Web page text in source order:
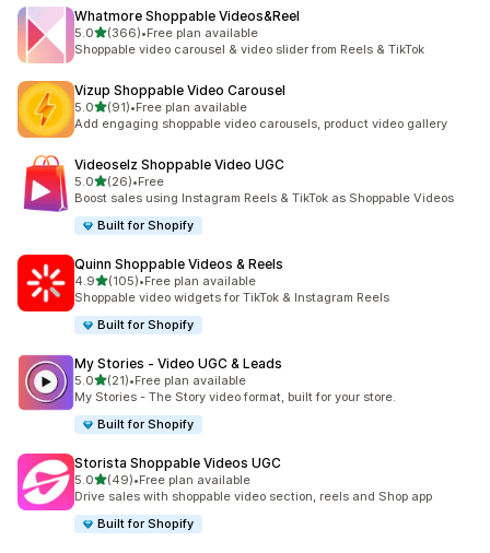
Whatmore Shoppable Videos&Reel
5.0滿分 5 顆星
(366)
共有 366 則評價
•Free plan available
Shoppable video carousel & video slider from Reels & TikTok
Vizup Shoppable Video Carousel
5.0滿分 5 顆星
(91)
共有 91 則評價
•Free plan available
Add engaging shoppable video carousels, product video gallery
Videoselz Shoppable Video UGC
5.0滿分 5 顆星
(26)
共有 26 則評價
•Free
Boost sales using Instagram Reels & TikTok as Shoppable Videos
Built for Shopify
Quinn Shoppable Videos & Reels
4.9滿分 5 顆星
(105)
共有 105 則評價
•Free plan available
Shoppable video widgets for TikTok & Instagram Reels
Built for Shopify
My Stories ‑ Video UGC & Leads
5.0滿分 5 顆星
(21)
共有 21 則評價
•Free plan available
My Stories - The Story video format, built for your store.
Built for Shopify
Storista Shoppable Videos UGC
5.0滿分 5 顆星
(49)
共有 49 則評價
•Free plan available
Drive sales with shoppable video section, reels and Shop app
Built for Shopify